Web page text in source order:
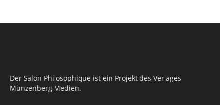
Der Salon Philosophique ist ein Projekt des Verlages
Münzenberg Medien.